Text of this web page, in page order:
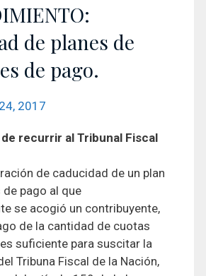
de planes de
de pago.
2017
recurrir al Tribunal Fiscal
de caducidad de un plan
pago al que
se acogió un contribuyente,
de la cantidad de cuotas
suficiente para suscitar la
Tribuna Fiscal de la Nación,